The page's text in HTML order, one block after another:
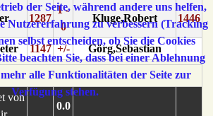
1287
1 -
0
Kluge,Robert 1446
1147 +/- Görg,Sebastian
0.0
der Seite, während andere uns helfen,
Nutzererfahrung zu verbessern (Tracking
selbst entscheiden, ob Sie die Cookies
beachten Sie, dass bei einer Ablehnung
alle Funktionalitäten der Seite zur
Verfügung stehen.